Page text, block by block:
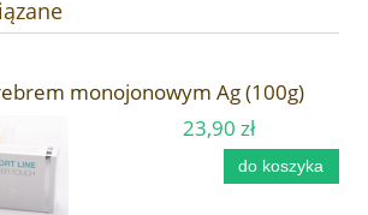
monojonowym Ag (100g)
23,90 zł
do koszyka